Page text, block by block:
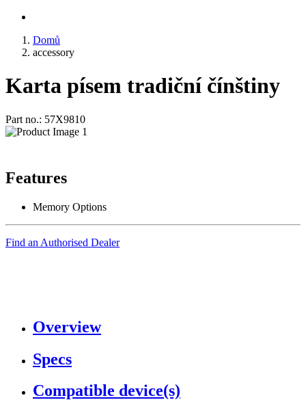
Domů
accessory
Karta písem tradiční čínštiny
Part no.: 57X9810
Features
Memory Options
Find an Authorised Dealer
Overview
Specs
Compatible device(s)